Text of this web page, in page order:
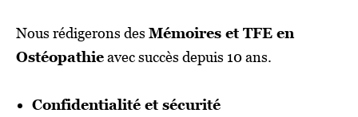
Nous rédigerons des Mémoires et TFE en
Ostéopathieavec succès depuis 10 ans.
Confidentialité et sécurité